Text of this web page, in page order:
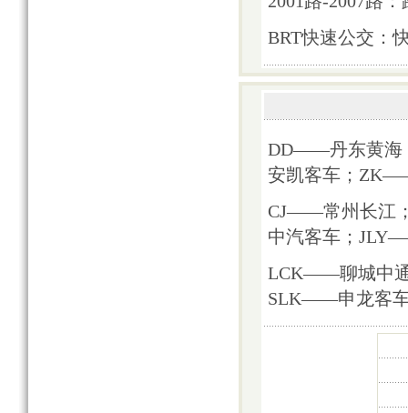
BRT快速公交：
DD——丹东黄
安凯客车；
CJ——常州长江
中汽客车；
LCK——聊城中
SLK——申龙客